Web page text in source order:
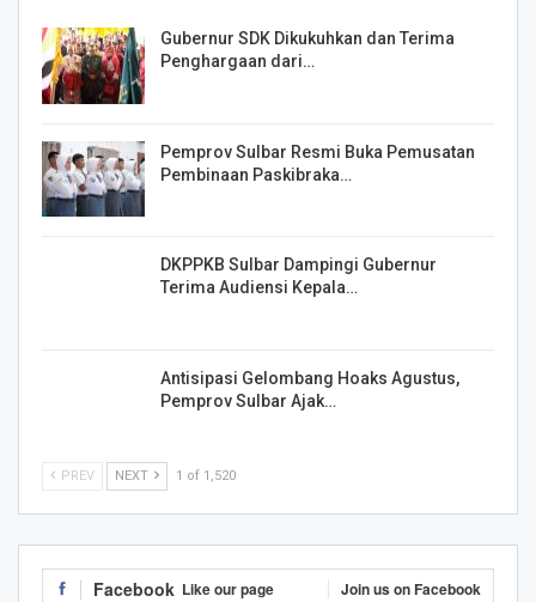
Gubernur SDK Dikukuhkan dan Terima
Penghargaan dari…
Pemprov Sulbar Resmi Buka Pemusatan
Pembinaan Paskibraka…
DKPPKB Sulbar Dampingi Gubernur
Terima Audiensi Kepala…
Antisipasi Gelombang Hoaks Agustus,
Pemprov Sulbar Ajak…
PREV NEXT 1 of 1,520
Facebook Like our page Join us on Facebook